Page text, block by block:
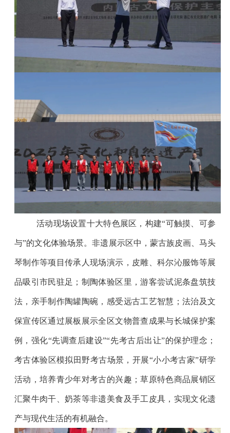
活动现场设置十大特色展区，构建“可触摸、可参
与”的文化体验场景。非遗展示区中，蒙古族皮画、马头
琴制作等项目传承人现场演示，皮雕、科尔沁服饰等展
品吸引市民驻足；制陶体验区里，游客尝试泥条盘筑技
法，亲手制作陶罐陶碗，感受远古工艺智慧；法治及文
保宣传区通过展板展示全区文物普查成果与长城保护案
例，强化“先调查后建设”“先考古后出让”的保护理念；
考古体验区模拟田野考古场景，开展“小小考古家”研学
活动，培养青少年对考古的兴趣；草原特色商品展销区
汇聚牛肉干、奶茶等非遗美食及手工皮具，实现文化遗
产与现代生活的有机融合。